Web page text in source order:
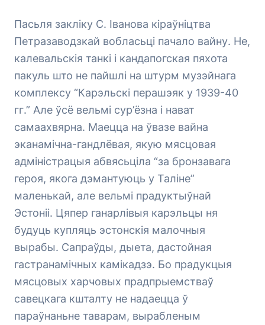
Пасьля закліку С. Іванова кіраўніцтва
Петразаводзкай вобласьці пачало вайну. Не,
калевальскія танкі і кандапогская пяхота
пакуль што не пайшлі на штурм музэйнага
комплексу “Карэльскі перашэяк у 1939-40
гг.” Але ўсё вельмі сур’ёзна і нават
самаахвярна. Маецца на ўвазе вайна
эканамічна-гандлёвая, якую мясцовая
адміністрацыя абвясьціла “за бронзавага
героя, якога дэмантуюць у Таліне”
маленькай, але вельмі прадуктыўнай
Эстоніі. Цяпер ганарлівыя карэльцы ня
будуць купляць эстонскія малочныя
вырабы. Сапраўды, дыета, дастойная
гастранамічных камікадзэ. Бо прадукцыя
мясцовых харчовых прадпрыемстваў
савецкага кшталту не надаецца ў
параўнаньне таварам, вырабленым